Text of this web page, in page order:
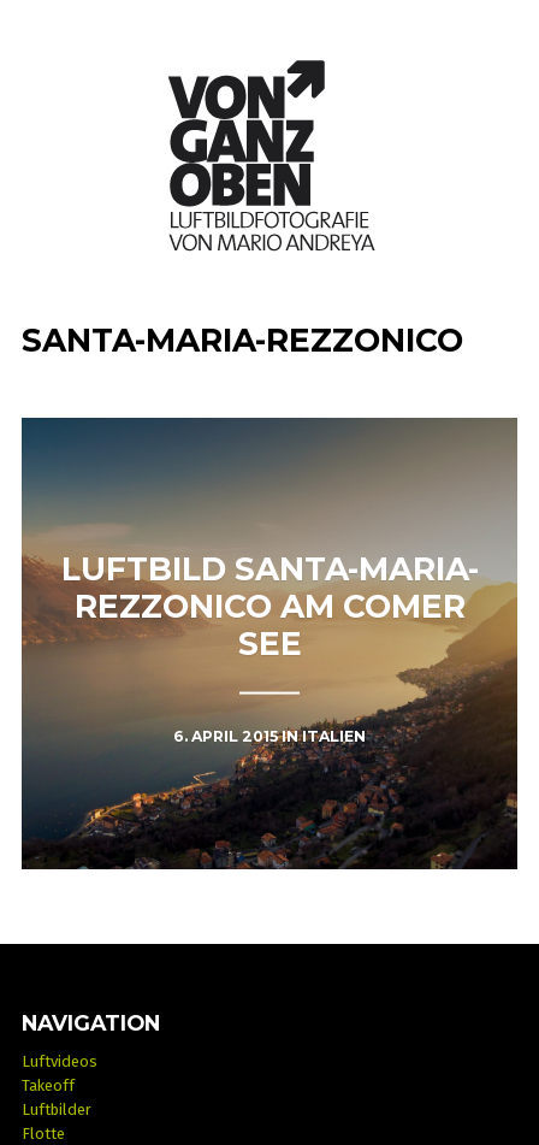
SANTA-MARIA-REZZONICO
LUFTBILD SANTA-MARIA-
REZZONICO AM COMER
SEE
6. APRIL 2015INITALIEN
NAVIGATION
Luftvideos
Takeoff
Luftbilder
Flotte